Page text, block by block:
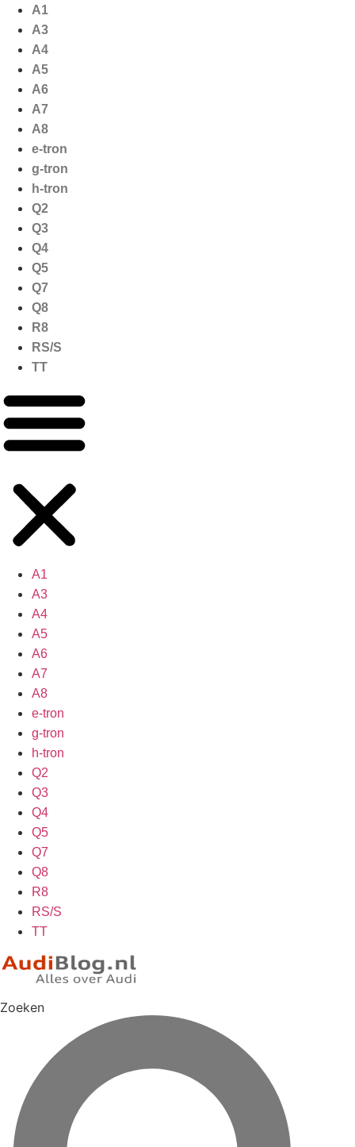
naar
inhoud
A1
A3
A4
A5
A6
A7
A8
e-tron
g-tron
h-tron
Q2
Q3
Q4
Q5
Q7
Q8
R8
RS/S
TT
A1
A3
A4
A5
A6
A7
A8
e-tron
g-tron
h-tron
Q2
Q3
Q4
Q5
Q7
Q8
R8
RS/S
TT
Zoeken